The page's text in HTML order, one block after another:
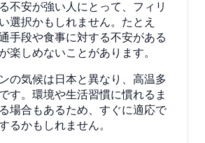
不安が強い人にとって、フィリ
選択かもしれません。たとえ
手段や食事に対する不安がある
楽しめないことがあります。
の気候は日本と異なり、高温多
す。環境や生活習慣に慣れるま
場合もあるため、すぐに適応で
るかもしれません。